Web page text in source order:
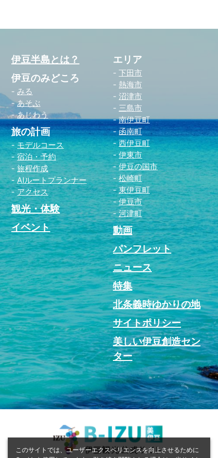
このサイトでは、ユーザーエクスペリエンスを向上させるために
伊豆半島とは？
伊豆のみどころ
みる
あそぶ
あじわう
旅の計画
モデルコース
宿泊・予約
旅程作成
AIルートプランナー
アクセス
観光・体験
イベント
エリア
下田市
熱海市
沼津市
三島市
南伊豆町
函南町
西伊豆町
伊東市
伊豆の国市
松崎町
東伊豆町
伊豆市
河津町
動画
パンフレット
ニュース
特集
北条義時ゆかりの地
サイトポリシー
美しい伊豆創造セン
ター